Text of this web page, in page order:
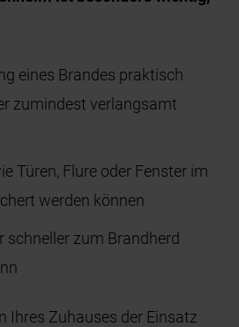
eines Brandes praktisch
zumindest verlangsamt
Türen, Flure oder Fenster im
werden können
schneller zum Brandherd
Ihres Zuhauses der Einsatz